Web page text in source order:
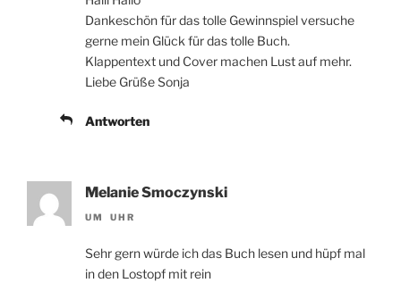
Dankeschön für das tolle Gewinnspiel versuche
gerne mein Glück für das tolle Buch.
Klappentext und Cover machen Lust auf mehr.
Liebe Grüße Sonja
Antworten
Melanie Smoczynski
UM UHR
Sehr gern würde ich das Buch lesen und hüpf mal
in den Lostopf mit rein